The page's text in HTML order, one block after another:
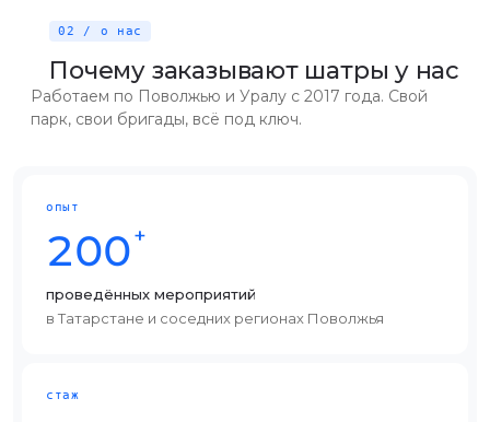
02 / о нас
Почему заказывают шатры у нас
Работаем по Поволжью и Уралу с 2017 года. Свой
парк, свои бригады, всё под ключ.
опыт
200+
проведённых мероприятий
в Татарстане и соседних регионах Поволжья
стаж